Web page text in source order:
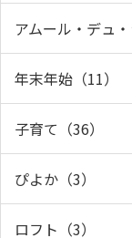
アムール・デュ・
年末年始（11）
子育て（36）
ぴよか（3）
ロフト（3）